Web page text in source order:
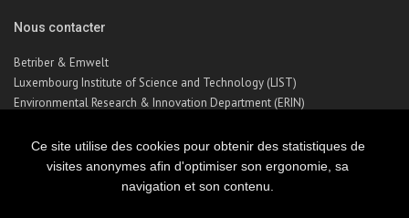
Ce site utilise des cookies pour obtenir des statistiques de
visites anonymes afin d'optimiser son ergonomie, sa
navigation et son contenu.
Nous contacter
Betriber & Emwelt
Luxembourg Institute of Science and Technology (LIST)
Environmental Research & Innovation Department (ERIN)
Téléphone : +352 275 888 – 1
Email :betriber-emwelt@list.lu